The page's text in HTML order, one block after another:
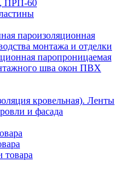
ПРП-60
пароизоляционная
монтажа и отделки
паропроницаемая
шва окон ПВХ
кровельная). Ленты
и фасада
товара